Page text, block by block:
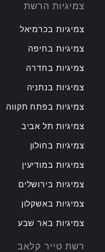
צמיגיות הרשת
צמיגיות בכרמיאל
צמיגיות בחיפה
צמיגיות בחדרה
צמיגיות בנתניה
צמיגיות בפתח תקווה
צמיגיות תל אביב
צמיגיות בחולון
צמיגיות במודיעין
צמיגיות בירושלים
צמיגיות באשקלון
צמיגיות באר שבע
רשת טייר קלאב